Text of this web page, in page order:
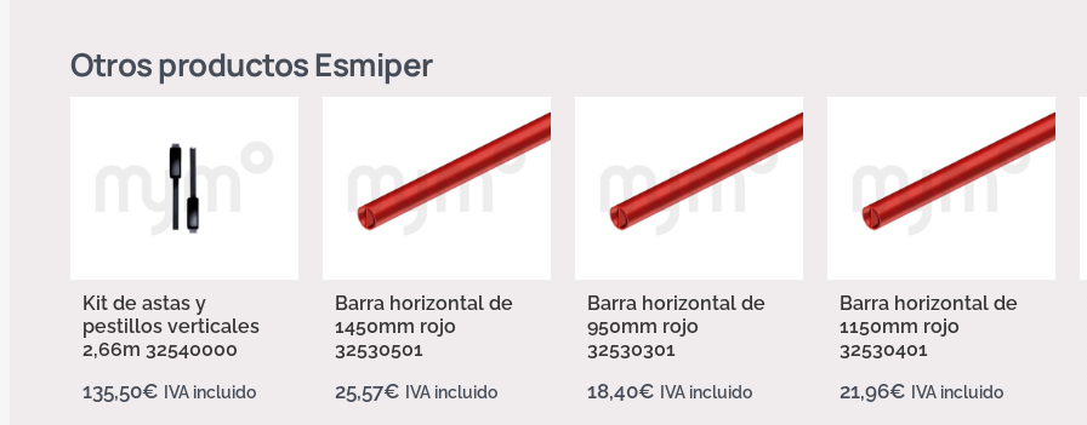
Otros productosEsmiper
Kit de astas y
pestillos verticales
2,66m 32540000
135,50€ IVA incluido
Barra horizontal de
1450mm rojo
32530501
25,57€ IVA incluido
Barra horizontal de
950mm rojo
32530301
18,40€ IVA incluido
Barra horizontal de
1150mm rojo
32530401
21,96€ IVA incluido